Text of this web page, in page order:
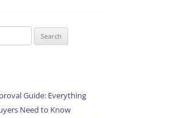
Guide: Everything
Need to Know